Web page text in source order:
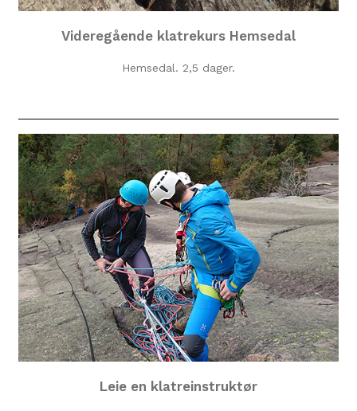
Videregående klatrekurs Hemsedal
Hemsedal. 2,5 dager.
Leie en klatreinstruktør